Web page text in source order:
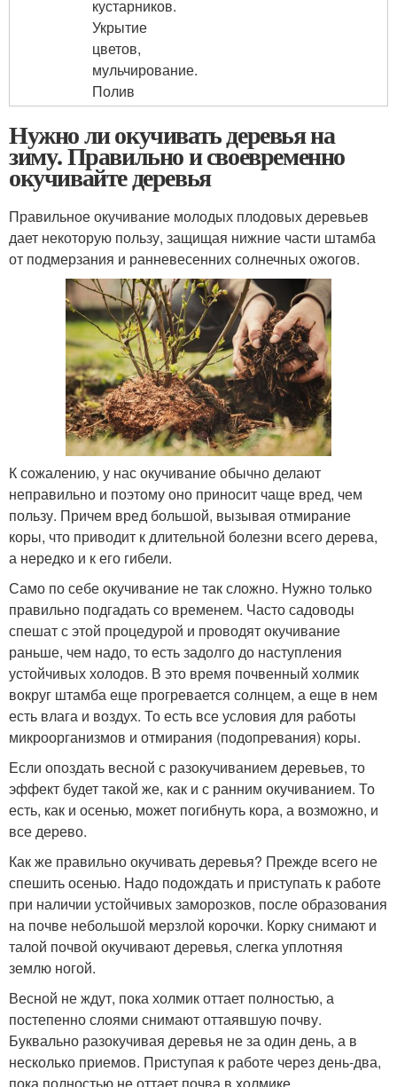
кустарников.
Укрытие
цветов,
мульчирование.
Полив
Нужно ли окучивать деревья на
зиму. Правильно и своевременно
окучивайте деревья
Правильное окучивание молодых плодовых деревьев
дает некоторую пользу, защищая нижние части штамба
от подмерзания и ранневесенних солнечных ожогов.
К сожалению, у нас окучивание обычно делают
неправильно и поэтому оно приносит чаще вред, чем
пользу. Причем вред большой, вызывая отмирание
коры, что приводит к длительной болезни всего дерева,
а нередко и к его гибели.
Само по себе окучивание не так сложно. Нужно только
правильно подгадать со временем. Часто садоводы
спешат с этой процедурой и проводят окучивание
раньше, чем надо, то есть задолго до наступления
устойчивых холодов. В это время почвенный холмик
вокруг штамба еще прогревается солнцем, а еще в нем
есть влага и воздух. То есть все условия для работы
микроорганизмов и отмирания (подопревания) коры.
Если опоздать весной с разокучиванием деревьев, то
эффект будет такой же, как и с ранним окучиванием. То
есть, как и осенью, может погибнуть кора, а возможно, и
все дерево.
Как же правильно окучивать деревья? Прежде всего не
спешить осенью. Надо подождать и приступать к работе
при наличии устойчивых заморозков, после образования
на почве небольшой мерзлой корочки. Корку снимают и
талой почвой окучивают деревья, слегка уплотняя
землю ногой.
Весной не ждут, пока холмик оттает полностью, а
постепенно слоями снимают оттаявшую почву.
Буквально разокучивая деревья не за один день, а в
несколько приемов. Приступая к работе через день-два,
пока полностью не оттает почва в холмике.